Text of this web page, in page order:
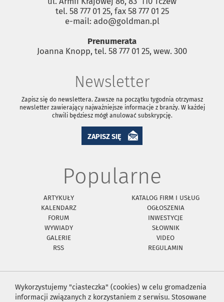
tel. 58 777 01 25, fax 58 777 01 25
e-mail: ado@goldman.pl
Prenumerata
Joanna Knopp, tel. 58 777 01 25, wew. 300
Newsletter
Zapisz się do newslettera. Zawsze na początku tygodnia otrzymasz
newsletter zawierający najważniejsze informacje z branży. W każdej
chwili będziesz mógł anulować subskrypcję.
ZAPISZ SIĘ
Popularne
ARTYKUŁY
KATALOG FIRM I USŁUG
KALENDARZ
OGŁOSZENIA
FORUM
INWESTYCJE
WYWIADY
SŁOWNIK
GALERIE
VIDEO
RSS
REGULAMIN
Wykorzystujemy "ciasteczka" (cookies) w celu gromadzenia
informacji związanych z korzystaniem z serwisu. Stosowane